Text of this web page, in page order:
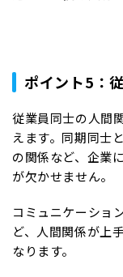
ポイント5：
従業員同士の人間
えます。同期同士
の関係など、企業
が欠かせません。
コミュニケーショ
ど、人間関係が上
なります。